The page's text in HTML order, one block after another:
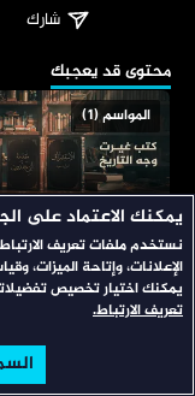
شارك
‏محتوى قد يعجبك
المواسم (1)
يمكنك الاعتماد على
نستخدم ملفات تعريف
الإعلانات، وإتاحة الميزات،
يمكنك اختيار تخصيص
تعريف الارتباط.